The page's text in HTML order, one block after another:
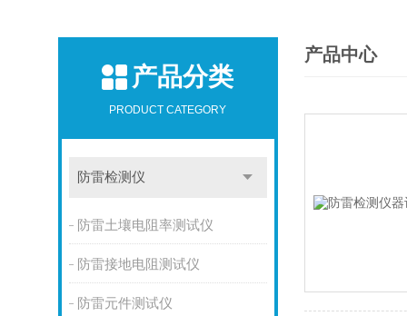
产品分类
PRODUCT CATEGORY
防雷检测仪
防雷土壤电阻率测试仪
防雷接地电阻测试仪
防雷元件测试仪
产品中心